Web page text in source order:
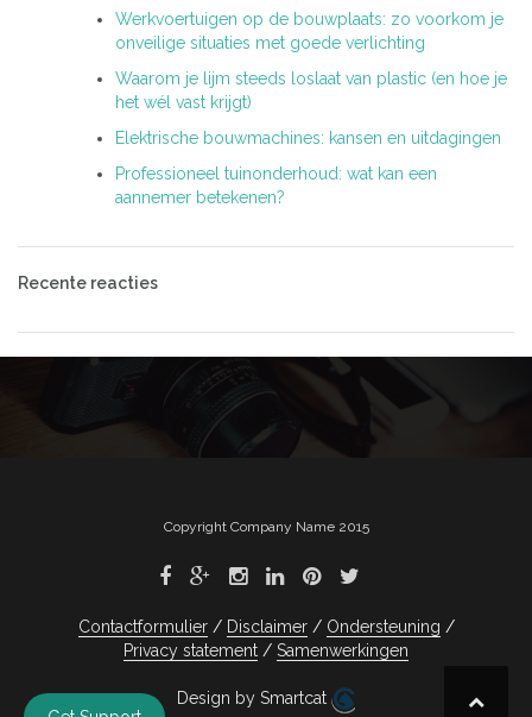
Werkvoertuigen op de bouwplaats: zo voorkom je
onveilige situaties met goede verlichting
Waarom je lijm steeds loslaat van plastic (en hoe je
het wél vast krijgt)
Elektrische bouwmachines: kansen en uitdagingen
Professioneel tuinonderhoud: wat kan een
aannemer betekenen?
Recente reacties
Copyright Company Name 2015
Contactformulier Disclaimer
Ondersteuning
Privacy statement
Samenwerkingen
Design by Smartcat